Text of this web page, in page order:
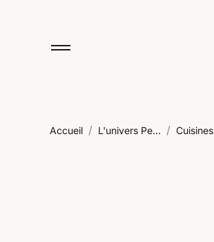
Accueil / L'univers Pe... / Cuisines